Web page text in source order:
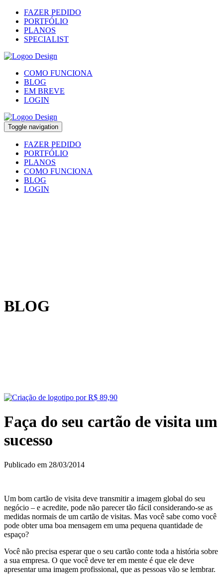
FAZER PEDIDO
PORTFÓLIO
PLANOS
SPECIALIST
COMO FUNCIONA
BLOG
EM BREVE
LOGIN
Toggle navigation
FAZER PEDIDO
PORTFÓLIO
PLANOS
COMO FUNCIONA
BLOG
LOGIN
BLOG
Faça do seu cartão de visita um
sucesso
Publicado em 28/03/2014
Um bom cartão de visita deve transmitir a imagem global do seu
negócio – e acredite, pode não parecer tão fácil considerando-se as
medidas normais de um cartão de visitas. Mas você sabe como você
pode obter uma boa mensagem em uma pequena quantidade de
espaço?
Você não precisa esperar que o seu cartão conte toda a história sobre
a sua empresa. O que você deve ter em mente é que ele deve
apresentar uma imagem profissional, que as pessoas vão se lembrar.